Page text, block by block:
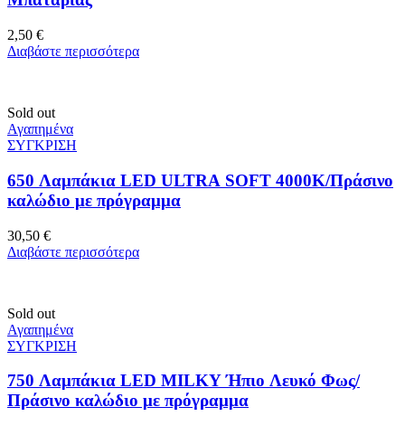
2,50 €
Διαβάστε περισσότερα
Sold out
Αγαπημένα
ΣΥΓΚΡΙΣΗ
650 Λαμπάκια LED ULTRA SOFT 4000Κ/Πράσινο
καλώδιο με πρόγραμμα
30,50 €
Διαβάστε περισσότερα
Sold out
Αγαπημένα
ΣΥΓΚΡΙΣΗ
750 Λαμπάκια LED MILKY Ήπιο Λευκό Φως/
Πράσινο καλώδιο με πρόγραμμα